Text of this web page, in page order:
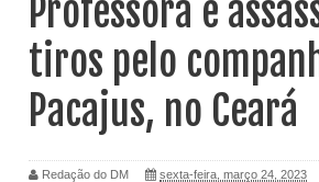
Professora é
tiros pelo
Pacajus, no Ceará
Redação do DM sexta-feira, março 24, 2023